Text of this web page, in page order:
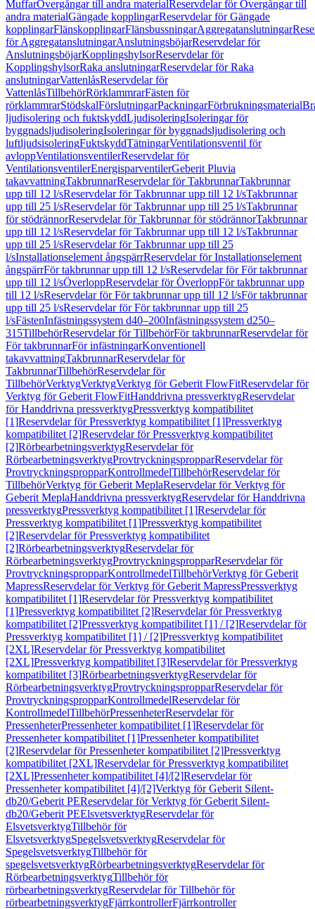
MuffarÖvergångar till andra materialReservdelar för Övergångar till
andra materialGängade kopplingarReservdelar för Gängade
kopplingarFlänskopplingarFlänsbussningarAggregatanslutningar
för AggregatanslutningarAnslutningsböjarReservdelar för
AnslutningsböjarKopplingshylsorReservdelar för
KopplingshylsorRaka anslutningarReservdelar för Raka
anslutningarVattenlåsReservdelar för
VattenlåsTillbehörRörklammrarFästen för
rörklammrarStödskalFörslutningarPackningarFörbrukningsmaterial
ljudisolering och fuktskyddLjudisoleringIsoleringar för
byggnadsljudisoleringIsoleringar för byggnadsljudisolering och
luftljudsisoleringFuktskyddTätningarVentilationsventil för
avloppVentilationsventilerReservdelar för
VentilationsventilerEnergisparventilerGeberit Pluvia
takavvattningTakbrunnarReservdelar för TakbrunnarTakbrunnar
upp till 12 l/sReservdelar för Takbrunnar upp till 12 l/sTakbrunnar
upp till 25 l/sReservdelar för Takbrunnar upp till 25 l/sTakbrunnar
för stödrännorReservdelar för Takbrunnar för stödrännorTakbrunnar
upp till 12 l/sReservdelar för Takbrunnar upp till 12 l/sTakbrunnar
upp till 25 l/sReservdelar för Takbrunnar upp till 25
l/sInstallationselement ångspärrReservdelar för Installationselement
ångspärrFör takbrunnar upp till 12 l/sReservdelar för För takbrunnar
upp till 12 l/sÖverloppReservdelar för ÖverloppFör takbrunnar upp
till 12 l/sReservdelar för För takbrunnar upp till 12 l/sFör takbrunnar
upp till 25 l/sReservdelar för För takbrunnar upp till 25
l/sFästenInfästningssystem d40–200Infästningssystem d250–
315TillbehörReservdelar för TillbehörFör takbrunnarReservdelar för
För takbrunnarFör infästningarKonventionell
takavvattningTakbrunnarReservdelar för
TakbrunnarTillbehörReservdelar för
TillbehörVerktygVerktygVerktyg för Geberit FlowFitReservdelar för
Verktyg för Geberit FlowFitHanddrivna pressverktygReservdelar
för Handdrivna pressverktygPressverktyg kompatibilitet
[1]Reservdelar för Pressverktyg kompatibilitet [1]Pressverktyg
kompatibilitet [2]Reservdelar för Pressverktyg kompatibilitet
[2]RörbearbetningsverktygReservdelar för
RörbearbetningsverktygProvtryckningspropparReservdelar för
ProvtryckningspropparKontrollmedelTillbehörReservdelar för
TillbehörVerktyg för Geberit MeplaReservdelar för Verktyg för
Geberit MeplaHanddrivna pressverktygReservdelar för Handdrivna
pressverktygPressverktyg kompatibilitet [1]Reservdelar för
Pressverktyg kompatibilitet [1]Pressverktyg kompatibilitet
[2]Reservdelar för Pressverktyg kompatibilitet
[2]RörbearbetningsverktygReservdelar för
RörbearbetningsverktygProvtryckningspropparReservdelar för
ProvtryckningspropparKontrollmedelTillbehörVerktyg för Geberit
MapressReservdelar för Verktyg för Geberit MapressPressverktyg
kompatibilitet [1]Reservdelar för Pressverktyg kompatibilitet
[1]Pressverktyg kompatibilitet [2]Reservdelar för Pressverktyg
kompatibilitet [2]Pressverktyg kompatibilitet [1] / [2]Reservdelar för
Pressverktyg kompatibilitet [1] / [2]Pressverktyg kompatibilitet
[2XL]Reservdelar för Pressverktyg kompatibilitet
[2XL]Pressverktyg kompatibilitet [3]Reservdelar för Pressverktyg
kompatibilitet [3]RörbearbetningsverktygReservdelar för
RörbearbetningsverktygProvtryckningspropparReservdelar för
ProvtryckningspropparKontrollmedelReservdelar för
KontrollmedelTillbehörPressenheterReservdelar för
PressenheterPressenheter kompatibilitet [1]Reservdelar för
Pressenheter kompatibilitet [1]Pressenheter kompatibilitet
[2]Reservdelar för Pressenheter kompatibilitet [2]Pressverktyg
kompatibilitet [2XL]Reservdelar för Pressverktyg kompatibilitet
[2XL]Pressenheter kompatibilitet [4]/[2]Reservdelar för
Pressenheter kompatibilitet [4]/[2]Verktyg för Geberit Silent-
db20/Geberit PEReservdelar för Verktyg för Geberit Silent-
db20/Geberit PEElsvetsverktygReservdelar för
ElsvetsverktygTillbehör för
ElsvetsverktygSpegelsvetsverktygReservdelar för
SpegelsvetsverktygTillbehör för
spegelsvetsverktygRörbearbetningsverktygReservdelar för
RörbearbetningsverktygTillbehör för
rörbearbetningsverktygReservdelar för Tillbehör för
rörbearbetningsverktygFjärrkontrollerFjärrkontroller